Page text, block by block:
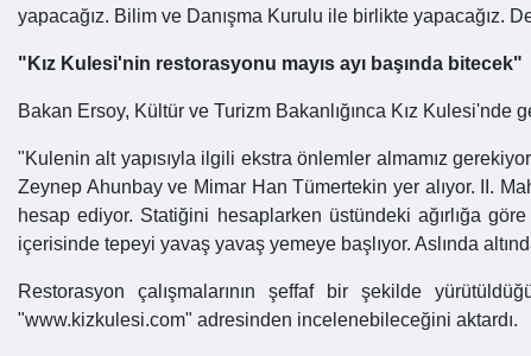
yapacağız. Bilim ve Danışma Kurulu ile birlikte yapacağız.
"Kız Kulesi'nin restorasyonu mayıs ayı başında bitecek"
Bakan Ersoy, Kültür ve Turizm Bakanlığınca Kız Kulesi'nde
"Kulenin alt yapısıyla ilgili ekstra önlemler almamız
Zeynep Ahunbay ve Mimar Han Tümertekin yer alıyor. II.
hesap ediyor. Statiğini hesaplarken üstündeki ağırlığa göre
içerisinde tepeyi yavaş yavaş yemeye başlıyor. Aslında
Restorasyon çalışmalarının şeffaf bir şekilde
"www.kizkulesi.com" adresinden incelenebileceğini aktardı.